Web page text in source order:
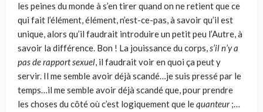
les peines du monde à s’en tirer quand on ne retient que ce
qui fait l’élément, élément, n’est-ce-pas, à savoir qu’il est
unique, alors qu’il faudrait introduire un petit peu l’Autre, à
savoir la différence. Bon ! La jouissance du corps,s’il n’y a
pas de rapport sexuel, il faudrait voir en quoi ça peut y
servir. Il me semble avoir déjà scandé…je suis pressé par le
temps…il me semble avoir déjà scandé que, pour prendre
les choses du côté où c’est logiquement que lequanteur;…